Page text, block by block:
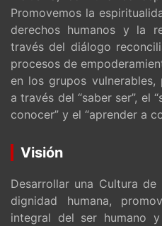
Promovemos la
derechos humanos y la
través del diálogo
procesos de
en los grupos
a través del “saber ser”, el
conocer” y el “aprender a
Visión
Desarrollar una Cultura
dignidad humana,
integral del ser humano